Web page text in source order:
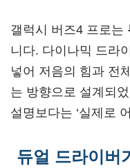
갤럭시 버즈4 프로는
니다. 다이나믹 드라
넣어 저음의 힘과 전
는 방향으로 설계되
설명보다는 ‘실제로
듀얼 드라이버